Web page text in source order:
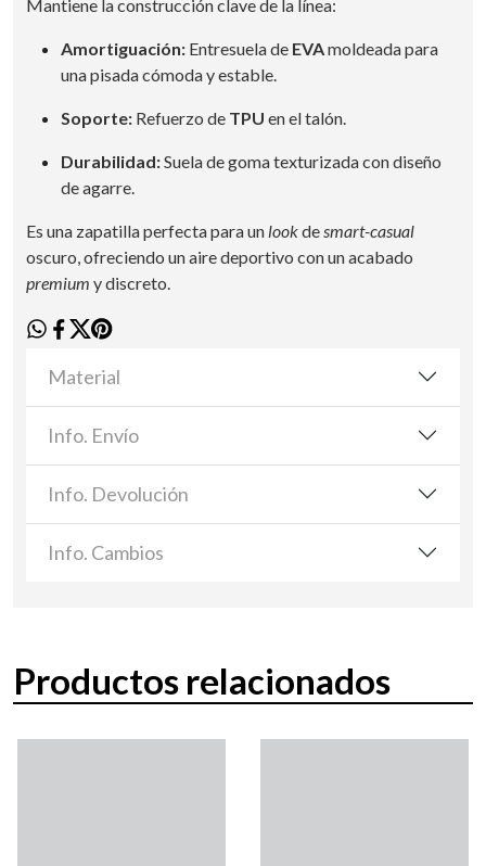
Mantiene la construcción clave de la línea:
Amortiguación: Entresuela de EVAmoldeada para
una pisada cómoda y estable.
Soporte: Refuerzo de TPU en el talón.
Durabilidad:Suela de goma texturizada con diseño
de agarre.
Es una zapatilla perfecta para un lookde smart-casual
oscuro, ofreciendo un aire deportivo con un acabado
premium y discreto.
Material
Info. Envío
Info. Devolución
Info. Cambios
Productos relacionados